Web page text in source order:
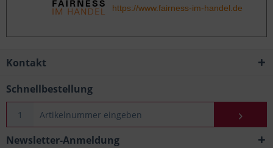
https://www.fairness-im-handel.de
Kontakt
Schnellbestellung
Newsletter-Anmeldung